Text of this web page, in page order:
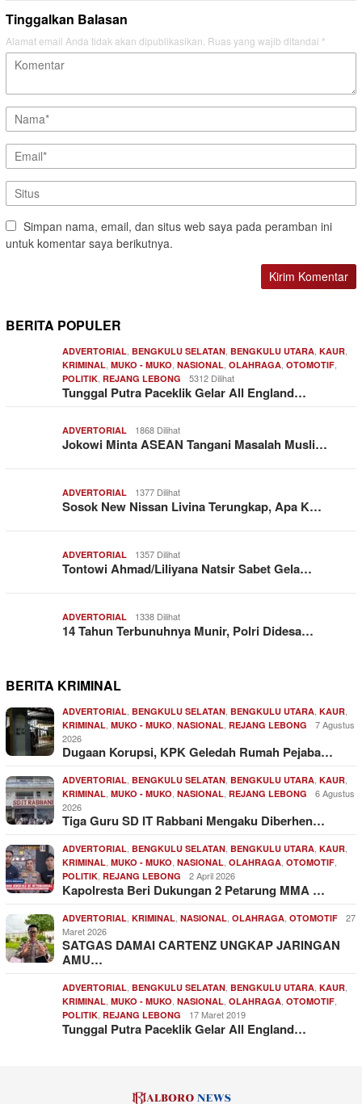
Tinggalkan Balasan
Alamat email Anda tidak akan dipublikasikan. Ruas yang wajib ditandai *
Simpan nama, email, dan situs web saya pada peramban ini
untuk komentar saya berikutnya.
BERITA POPULER
ADVERTORIAL BENGKULU SELATAN BENGKULU UTARA KAUR
KRIMINAL MUKO - MUKO NASIONAL OLAHRAGA OTOMOTIF
POLITIK REJANG LEBONG 5312 Dilihat
Tunggal Putra Paceklik Gelar All England…
ADVERTORIAL 1868 Dilihat
Jokowi Minta ASEAN Tangani Masalah Musli…
ADVERTORIAL 1377 Dilihat
Sosok New Nissan Livina Terungkap, Apa K…
ADVERTORIAL 1357 Dilihat
Tontowi Ahmad/Liliyana Natsir Sabet Gela…
ADVERTORIAL 1338 Dilihat
14 Tahun Terbunuhnya Munir, Polri Didesa…
BERITA KRIMINAL
ADVERTORIAL BENGKULU SELATAN BENGKULU UTARA KAUR
KRIMINAL MUKO - MUKO NASIONAL REJANG LEBONG
7 Agustus
2026
Dugaan Korupsi, KPK Geledah Rumah Pejaba…
ADVERTORIAL BENGKULU SELATAN BENGKULU UTARA KAUR
KRIMINAL MUKO - MUKO NASIONAL REJANG LEBONG
6 Agustus
2026
Tiga Guru SD IT Rabbani Mengaku Diberhen…
ADVERTORIAL BENGKULU SELATAN BENGKULU UTARA KAUR
KRIMINAL MUKO - MUKO NASIONAL OLAHRAGA OTOMOTIF
POLITIK REJANG LEBONG 2 April 2026
Kapolresta Beri Dukungan 2 Petarung MMA …
ADVERTORIAL KRIMINAL NASIONAL OLAHRAGA OTOMOTIF
27
Maret 2026
SATGAS DAMAI CARTENZ UNGKAP JARINGAN
AMU…
ADVERTORIAL BENGKULU SELATAN BENGKULU UTARA KAUR
KRIMINAL MUKO - MUKO NASIONAL OLAHRAGA OTOMOTIF
POLITIK REJANG LEBONG 17 Maret 2019
Tunggal Putra Paceklik Gelar All England…